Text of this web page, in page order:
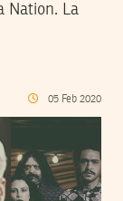
Nation. La
05 Feb 2020